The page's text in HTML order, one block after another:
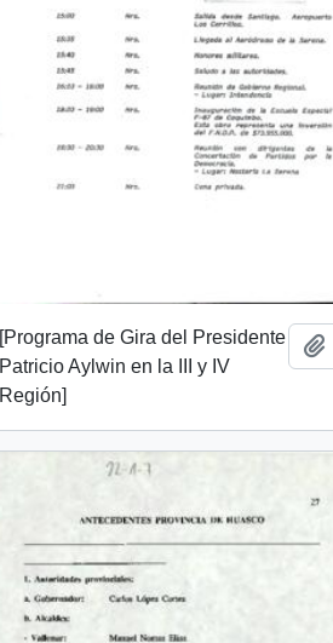
[Programa de Gira del Presidente
Patricio Aylwin en la III y IV
Región]